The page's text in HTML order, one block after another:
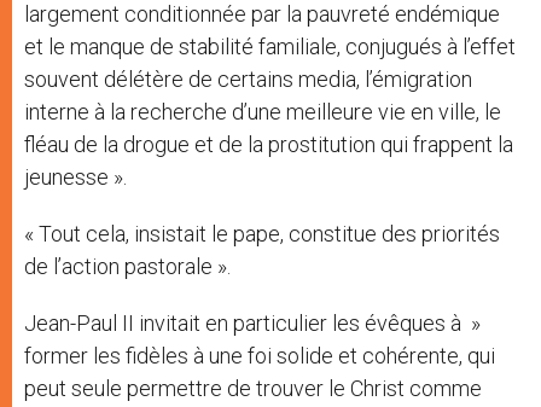
largement conditionnée par la pauvreté endémique
et le manque de stabilité familiale, conjugués à l’effet
souvent délétère de certains media, l’émigration
interne à la recherche d’une meilleure vie en ville, le
fléau de la drogue et de la prostitution qui frappent la
jeunesse ».
« Tout cela, insistait le pape, constitue des priorités
de l’action pastorale ».
Jean-Paul II invitait en particulier les évêques à »
former les fidèles à une foi solide et cohérente, qui
peut seule permettre de trouver le Christ comme